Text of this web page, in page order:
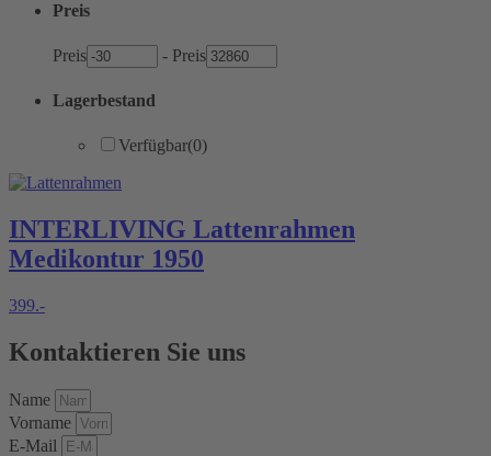
Preis
Preis - Preis
Lagerbestand
Verfügbar(0)
INTERLIVING Lattenrahmen
Medikontur 1950
399.-
Kontaktieren Sie uns
Name
Vorname
E-Mail